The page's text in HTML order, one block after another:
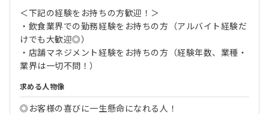
＜下記の経験をお持ちの方歓迎！＞
・飲食業界での勤務経験をお持ちの方（アルバイト経験だ
けでも大歓迎◎）
・店舗マネジメント経験をお持ちの方（経験年数、業種・
業界は一切不問！）
求める人物像
◎お客様の喜びに一生懸命になれる人！